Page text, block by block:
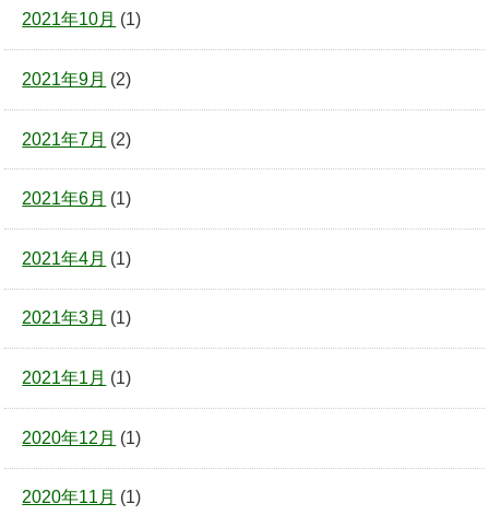
2021年10月 (1)
2021年9月 (2)
2021年7月 (2)
2021年6月 (1)
2021年4月 (1)
2021年3月 (1)
2021年1月 (1)
2020年12月 (1)
2020年11月 (1)